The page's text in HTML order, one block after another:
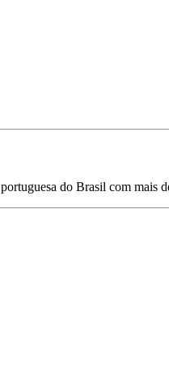
do Brasil com mais